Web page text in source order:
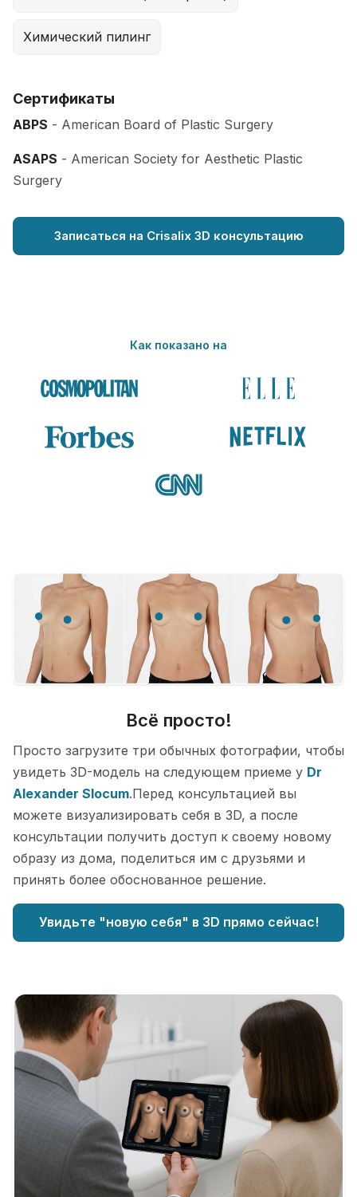
Химический пилинг
Сертификаты
ABPS - American Board of Plastic Surgery
ASAPS - American Society for Aesthetic Plastic
Surgery
Записаться на Crisalix 3D консультацию
Как показано на
Всё просто!
Просто загрузите три обычных фотографии, чтобы
увидеть 3D-модель на следующем приеме у Dr
Alexander Slocum.Перед консультацией вы
можете визуализировать себя в 3D, а после
консультации получить доступ к своему новому
образу из дома, поделиться им с друзьями и
принять более обоснованное решение.
Увидьте "новую себя" в 3D прямо сейчас!